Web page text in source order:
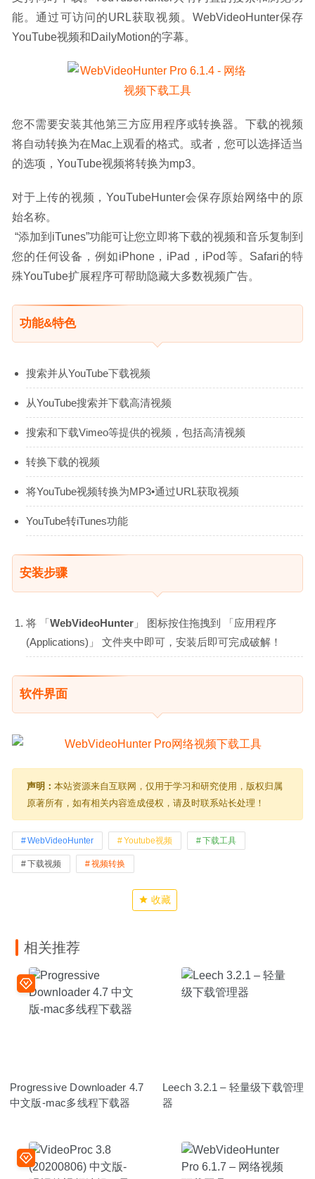
能。通过可访问的URL获取视频。WebVideoHunter保存
YouTube视频和DailyMotion的字幕。
您不需要安装其他第三方应用程序或转换器。下载的视频
将自动转换为在Mac上观看的格式。或者，您可以选择适当
的选项，YouTube视频将转换为mp3。
对于上传的视频，YouTubeHunter会保存原始网络中的原
始名称。
您的任何设备，例如iPhone，iPad，iPod等。Safari的特
殊YouTube扩展程序可帮助隐藏大多数视频广告。
功能&特色
搜索并从YouTube下载视频
从YouTube搜索并下载高清视频
搜索和下载Vimeo等提供的视频，包括高清视频
转换下载的视频
将YouTube视频转换为MP3•通过URL获取视频
YouTube转iTunes功能
安装步骤
将 「WebVideoHunter 」 图标按住拖拽到 「应用程序
(Applications)」 文件夹中即可，安装后即可完成破解！
软件界面
声明： 本站资源来自互联网，仅用于学习和研究使用，版权归属
原著所有，如有相关内容造成侵权，请及时联系站长处理！
WebVideoHunter Youtube视频 下载工具
下载视频 视频转换
收藏
相关推荐
Progressive Downloader 4.7
中文版-mac多线程下载器
Leech 3.2.1 – 轻量级下载管理
器